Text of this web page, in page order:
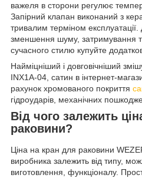
важеля в сторони регулює
Запірний клапан виконаний з
тривалим терміном
зменшення шуму, затримування
сучасного стилю купуйте
Найміцніший і довговічніший
INX1A-04, сатин в інтернет-
рахунок хромованого покриття
гідроударів, механічних
Від чого залежить
раковини?
Ціна на кран для раковини
виробника залежить від типу,
виготовлення, функціоналу.